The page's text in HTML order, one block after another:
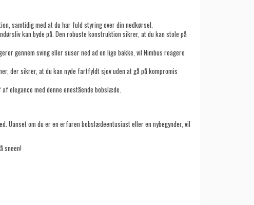
samtidig med at du har fuld styring over din nedkørsel.
kan byde på. Den robuste konstruktion sikrer, at du kan stole på
gennem sving eller suser ned ad en lige bakke, vil Nimbus reagere
der sikrer, at du kan nyde fartfyldt sjov uden at gå på kompromis
elegance med denne enestående bobslæde.
Uanset om du er en erfaren bobslædeentusiast eller en nybegynder, vil
sneen!